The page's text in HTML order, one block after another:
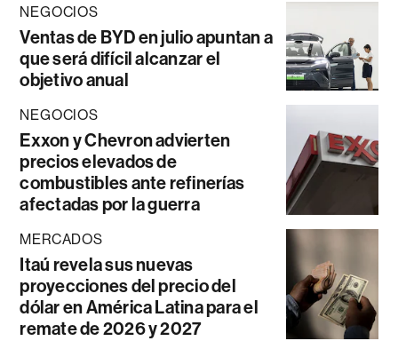
NEGOCIOS
Ventas de BYD en julio apuntan a
que será difícil alcanzar el
objetivo anual
NEGOCIOS
Exxon y Chevron advierten
precios elevados de
combustibles ante refinerías
afectadas por la guerra
MERCADOS
Itaú revela sus nuevas
proyecciones del precio del
dólar en América Latina para el
remate de 2026 y 2027